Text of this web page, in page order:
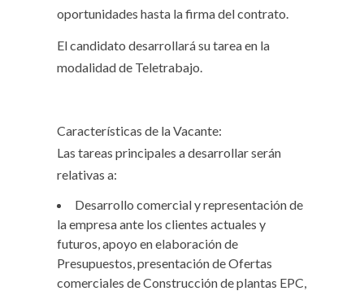
oportunidades hasta la firma del contrato.
El candidato desarrollará su tarea en la
modalidad de Teletrabajo.
Características de la Vacante:
Las tareas principales a desarrollar serán
relativas a:
Desarrollo comercial y representación de
la empresa ante los clientes actuales y
futuros, apoyo en elaboración de
Presupuestos, presentación de Ofertas
comerciales de Construcción de plantas EPC,